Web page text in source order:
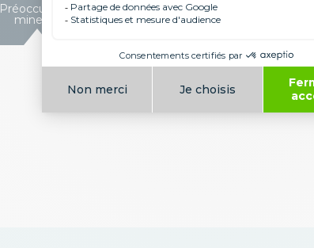
Préoccupation
mineure
Quasi
menacé
Vulnérable